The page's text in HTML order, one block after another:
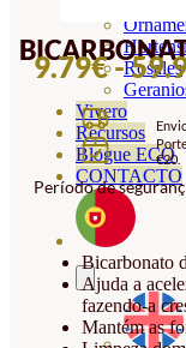
Rosales
Vivero
Recursos
Blogue ECO
CONTACTO
9.79€-
€20.
Período de
Bicarbonato
Ajuda a
fazendo-a
Mantém as